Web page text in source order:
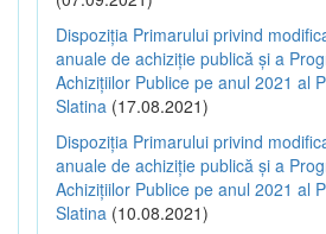
Dispoziția Primarului privind
anuale de achiziție publică și a
Achizițiilor Publice pe anul 2021 al
Slatina (17.08.2021)
Dispoziția Primarului privind
anuale de achiziție publică și a
Achizițiilor Publice pe anul 2021 al
Slatina (10.08.2021)